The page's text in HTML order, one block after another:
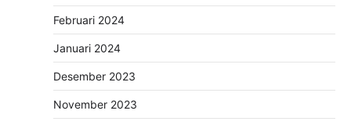
Februari 2024
Januari 2024
Desember 2023
November 2023